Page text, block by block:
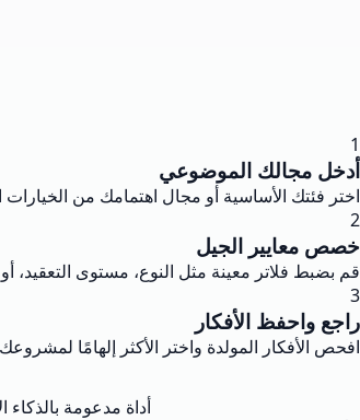
1
أدخل مجالك الموضوعي
اختر فئتك الأساسية أو مجال اهتمامك من الخيارات
2
خصص معايير الجيل
قم بضبط فلاتر معينة مثل النوع، مستوى التعقيد،
3
راجع واحفظ الأفكار
افحص الأفكار المولدة واختر الأكثر إلهامًا
أداة مدعومة